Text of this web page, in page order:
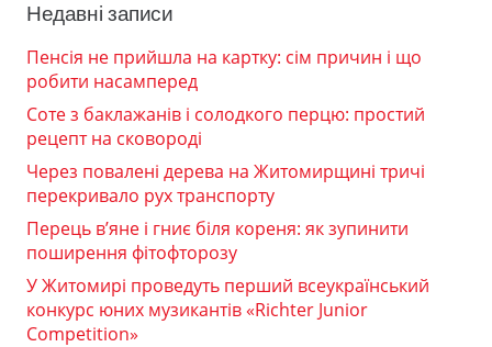
Недавні записи
Пенсія не прийшла на картку: сім причин і що
робити насамперед
Соте з баклажанів і солодкого перцю: простий
рецепт на сковороді
Через повалені дерева на Житомирщині тричі
перекривало рух транспорту
Перець в’яне і гниє біля кореня: як зупинити
поширення фітофторозу
У Житомирі проведуть перший всеукраїнський
конкурс юних музикантів «Richter Junior
Competition»